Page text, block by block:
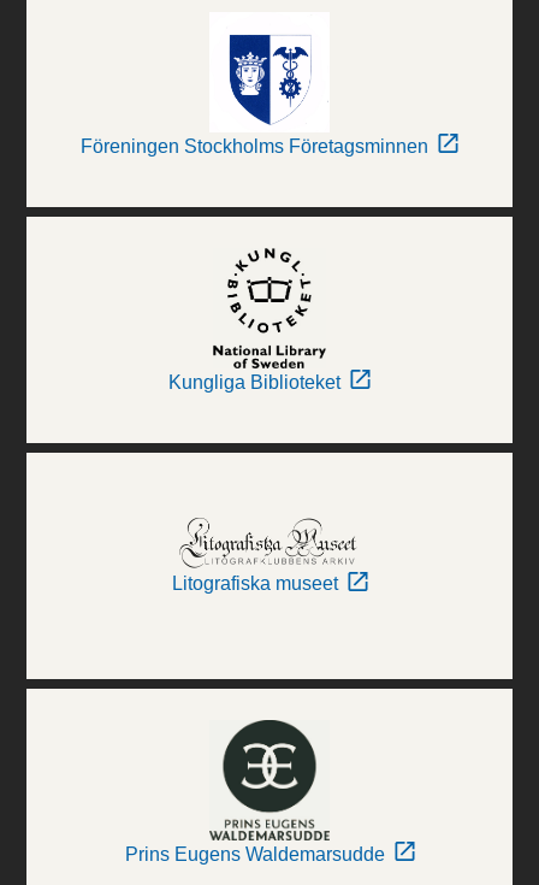
Föreningen Stockholms Företagsminnen
Kungliga Biblioteket
Litografiska museet
Prins Eugens Waldemarsudde